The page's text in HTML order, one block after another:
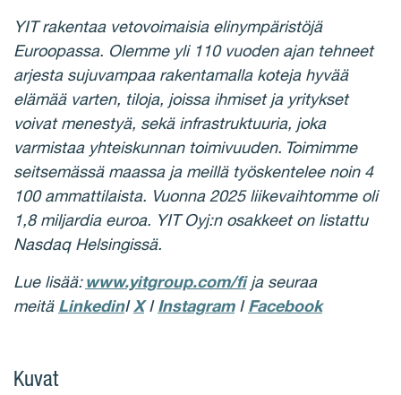
YIT rakentaa vetovoimaisia elinympäristöjä
Euroopassa. Olemme yli 110 vuoden ajan tehneet
arjesta sujuvampaa rakentamalla koteja hyvää
elämää varten, tiloja, joissa ihmiset ja yritykset
voivat menestyä, sekä infrastruktuuria, joka
varmistaa yhteiskunnan toimivuuden. Toimimme
seitsemässä maassa ja meillä työskentelee noin 4
100 ammattilaista. Vuonna 2025 liikevaihtomme oli
1,8 miljardia euroa. YIT Oyj:n osakkeet on listattu
Nasdaq Helsingissä.
Lue lisää:www.yitgroup.com/fija seuraa
meitä LinkedinIXIInstagramIFacebook
Kuvat